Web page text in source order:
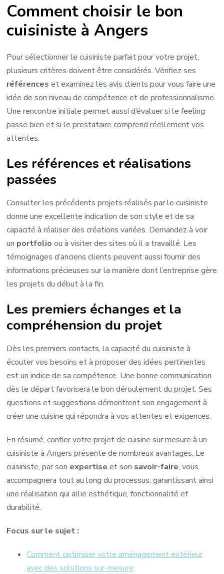
Comment choisir le bon
cuisiniste à Angers
Pour sélectionner le cuisiniste parfait pour votre projet,
plusieurs critères doivent être considérés. Vérifiez ses
références et examinez les avis clients pour vous faire une
idée de son niveau de compétence et de professionnalisme.
Une rencontre initiale permet aussi d’évaluer si le feeling
passe bien et si le prestataire comprend réellement vos
attentes.
Les références et réalisations
passées
Consulter les précédents projets réalisés par le cuisiniste
donne une excellente indication de son style et de sa
capacité à réaliser des créations variées. Demandez à voir
un portfolio ou à visiter des sites où il a travaillé. Les
témoignages d’anciens clients peuvent aussi fournir des
informations précieuses sur la manière dont l’entreprise gère
les projets du début à la fin.
Les premiers échanges et la
compréhension du projet
Dès les premiers contacts, la capacité du cuisiniste à
écouter vos besoins et à proposer des idées pertinentes
est un indice de sa compétence. Une bonne communication
dès le départ favorisera le bon déroulement du projet. Ses
questions et suggestions démontrent son engagement à
créer une cuisine qui répondra à vos attentes et exigences.
En résumé, confier votre projet de cuisine sur mesure à un
cuisiniste à Angers présente de nombreux avantages. Le
cuisiniste, par son expertise et son savoir-faire, vous
accompagnera tout au long du processus, garantissant ainsi
une réalisation qui allie esthétique, fonctionnalité et
durabilité.
Focus sur le sujet :
Comment optimiser votre aménagement extérieur
avec des solutions sur-mesure